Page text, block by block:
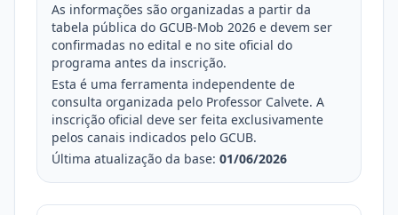
As informações são organizadas a partir da
tabela pública do GCUB-Mob 2026 e devem ser
confirmadas no edital e no site oficial do
programa antes da inscrição.
Esta é uma ferramenta independente de
consulta organizada pelo Professor Calvete. A
inscrição oficial deve ser feita exclusivamente
pelos canais indicados pelo GCUB.
Última atualização da base: 01/06/2026